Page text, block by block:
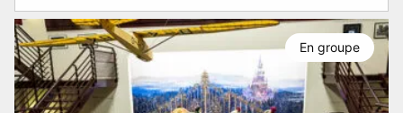
En groupe